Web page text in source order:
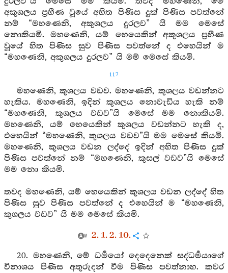
අකුශලය ප්‍රහීණ වූයේ අහිත පිණිස දුක් පිණිස පවත්නේ
නම් “මහණෙනි, අකුශලය දුරලව” යි මම මෙසේ
නොකියමි. මහණෙනි, යම් හෙයෙකින් අකුශලය ප්‍රහීණ
වූයේ හිත පිණිස සුව පිණිස පවත්නේ ද එහෙයින් ම
“මහණෙනි, අකුශලය දුරලව” යි මම් මෙසේ කියමි.
117
මහණෙනි, කුශලය වඩව. මහණෙනි, කුශලය වඩන්නට
හැකිය. මහණෙනි, ඉදින් කුශලය නොවැඩිය හැකි නම්
“මහණෙනි, කුශලය වඩව”යි මෙසේ මම නොකියමි.
මහණෙනි, යම් හෙයෙකින් කුශලය වඩන්නට හැකි ද,
එහෙයින් “මහණෙනි, කුශලය වඩව”යි මම මෙසේ කියමි.
මහණෙනි, කුශලය වඩන ලද්දේ ඉදින් අහිත පිණිස දුක්
පිණිස පවත්නේ නම් “මහණෙනි, කුසල් වඩව”යි මෙසේ
මම නො කියමි.
තවද මහණෙනි, යම් හෙයෙකින් කුශලය වඩන ලද්දේ හිත
පිණිස සුව පිණිස පවත්නේ ද එහෙයින් ම “මහණෙනි,
කුශලය වඩව” යි මම මෙසේ කියමි.
2. 1. 2. 10.
20. මහණෙනි, මේ ධර්‍මයෝ දෙදෙනෙක් සද්ධර්‍මයාගේ
විනාශය පිණිස අතුරුදන් වීම පිණිස පවත්නාහ. කවර